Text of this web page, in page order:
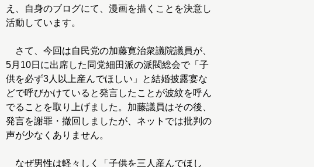
え、自身のブログにて、漫画を描くことを決意し
活動しています。
さて、今回は自民党の加藤寛治衆議院議員が、
5月10日に出席した同党細田派の派閥総会で「子
供を必ず3人以上産んでほしい」と結婚披露宴な
どで呼びかけていると発言したことが波紋を呼ん
でることを取り上げました。加藤議員はその後、
発言を謝罪・撤回しましたが、ネットでは批判の
声が少なくありません。
なぜ男性は軽々しく「子供を三人産んでほし